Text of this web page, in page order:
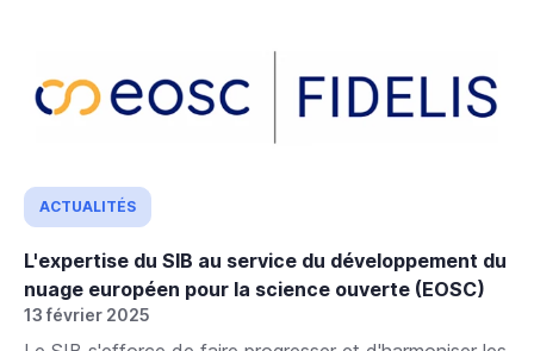
ACTUALITÉS
L'expertise du SIB au service du développement du
nuage européen pour la science ouverte (EOSC)
13 février 2025